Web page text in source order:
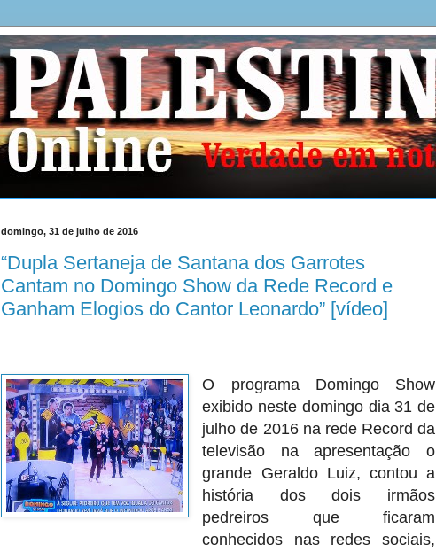
domingo, 31 de julho de 2016
“Dupla Sertaneja de Santana dos Garrotes
Cantam no Domingo Show da Rede Record e
Ganham Elogios do Cantor Leonardo” [vídeo]
O programa Domingo Show
exibido neste domingo dia 31 de
julho de 2016 na rede Record da
televisão na apresentação o
grande Geraldo Luiz, contou a
história dos dois irmãos
pedreiros que ficaram
conhecidos nas redes sociais,